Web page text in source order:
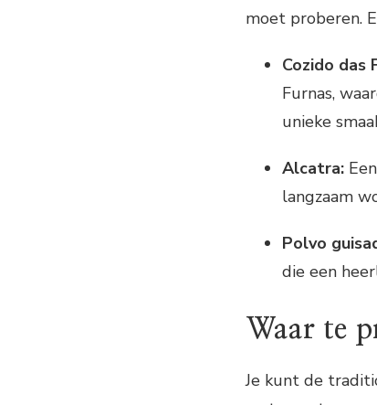
moet proberen.
Cozido das
Furnas,
unieke
Alcatra:
langzaam
Polvo
die een
Waar te
Je kunt de